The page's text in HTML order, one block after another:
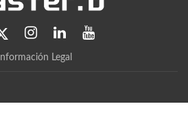
Información Legal